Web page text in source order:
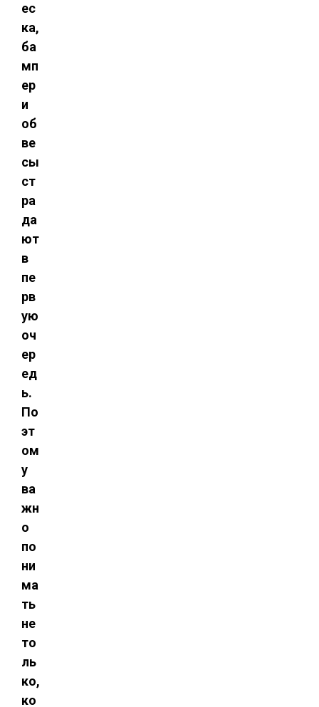
ес
ка,
ба
мп
ер
и
об
ве
сы
ст
ра
да
ют
в
пе
рв
ую
оч
ер
ед
ь.
По
эт
ом
у
ва
жн
о
по
ни
ма
ть
не
то
ль
ко,
ко